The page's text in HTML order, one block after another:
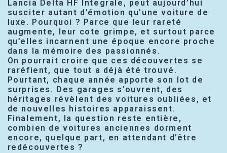
Lancia Delta HF Integrale, peut aujourd’hui
susciter autant d’émotion qu’une voiture de
luxe. Pourquoi ? Parce que leur rareté
augmente, leur cote grimpe, et surtout parce
qu’elles incarnent une époque encore proche
dans la mémoire des passionnés.
On pourrait croire que ces découvertes se
raréfient, que tout a déjà été trouvé.
Pourtant, chaque année apporte son lot de
surprises. Des garages s’ouvrent, des
héritages révèlent des voitures oubliées, et
de nouvelles histoires apparaissent.
Finalement, la question reste entière,
combien de voitures anciennes dorment
encore, quelque part, en attendant d’être
redécouvertes ?